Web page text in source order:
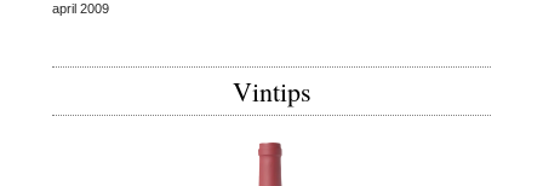
april 2009
Vintips